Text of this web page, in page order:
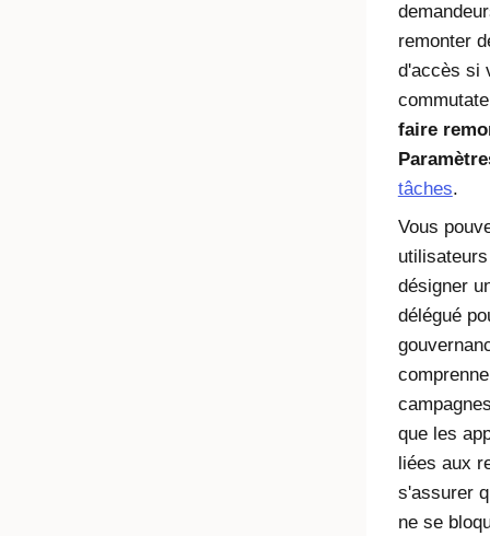
remonter
d'accès si
faire
tâches.
Vous
désigner
délégué
que les
liées aux
s'assurer
ne se